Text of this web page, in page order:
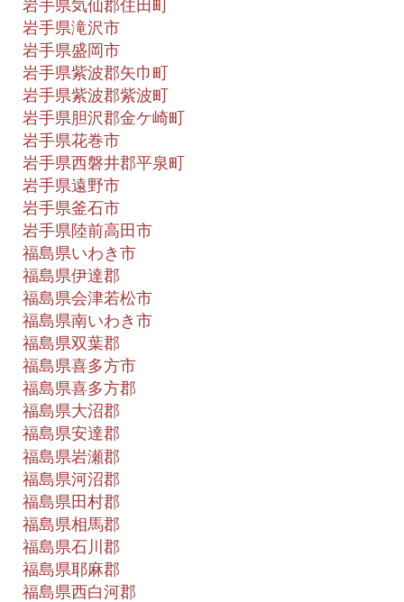
岩手県気仙郡住田町
岩手県滝沢市
岩手県盛岡市
岩手県紫波郡矢巾町
岩手県紫波郡紫波町
岩手県胆沢郡金ケ崎町
岩手県花巻市
岩手県西磐井郡平泉町
岩手県遠野市
岩手県釜石市
岩手県陸前高田市
福島県いわき市
福島県伊達郡
福島県会津若松市
福島県南いわき市
福島県双葉郡
福島県喜多方市
福島県喜多方郡
福島県大沼郡
福島県安達郡
福島県岩瀬郡
福島県河沼郡
福島県田村郡
福島県相馬郡
福島県石川郡
福島県耶麻郡
福島県西白河郡